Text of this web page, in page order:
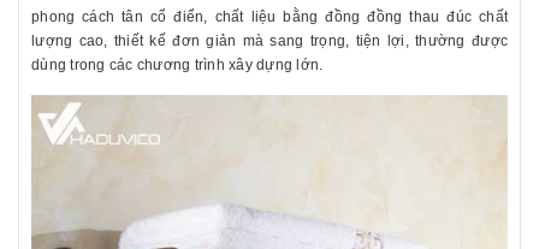
phong cách tân cổ điển, chất liệu bằng đồng đồng thau đúc chất
lượng cao, thiết kế đơn giản mà sang trọng, tiện lợi, thường được
dùng trong các chương trình xây dựng lớn.